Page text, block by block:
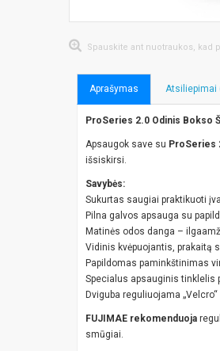
Spauskite ant nuotraukos, kad
Aprašymas Atsiliepimai
ProSeries 2.0 Odinis Bokso
Apsaugok save su ProSeries
išsiskirsi.
Savybės:
Sukurtas saugiai praktikuoti
Pilna galvos apsauga su
Matinės odos danga –
Vidinis kvėpuojantis, prakaitą
Papildomas paminkštinimas
Specialus apsauginis tinklelis
Dviguba reguliuojama
FUJIMAE rekomenduoja
smūgiai.